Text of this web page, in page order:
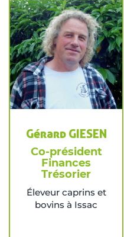
Gérard GIESEN
Co-président
Finances
Trésorier
Éleveur caprins et
bovins à Issac